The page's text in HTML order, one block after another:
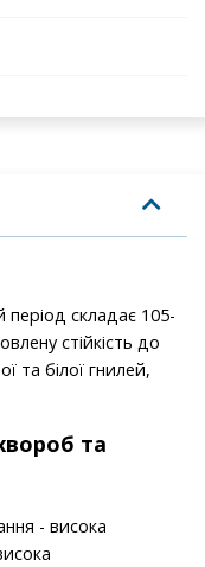
складає 105-
стійкість до
та білої гнилей,
та
- висока